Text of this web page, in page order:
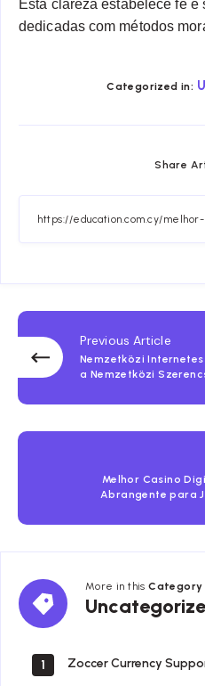
Esta clareza estabelece fé
dedicadas com métodos
Categorized in:
Share
Previous Article
Nemzetközi
a Nemzetközi
Melhor Casino
Abrangente para
More in thisCategory
1 Zoccer Currency